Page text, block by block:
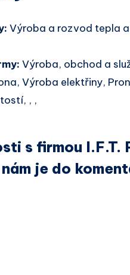
Výroba a rozvod tepla
Výroba, obchod a
Výroba elektřiny,
, ,
s firmou I.F.T.
je do